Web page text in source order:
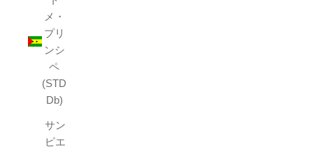
メ・
プリ
ンシ
ペ
(STD
Db)
サン
ピエ